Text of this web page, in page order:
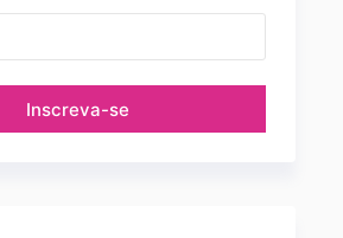
Inscreva-se